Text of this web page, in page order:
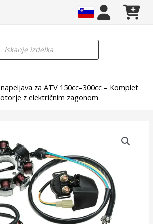
za ATV 150cc–300cc – Komplet
z električnim zagonom